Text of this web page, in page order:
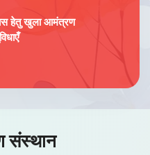
हेतु खुला आमंत्रण
संस्थान